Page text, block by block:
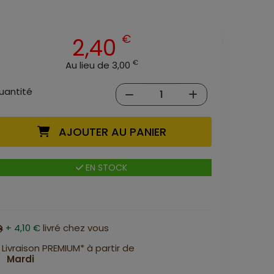
2,40 €
Au lieu de 3,00 €
AJOUTER AU PANIER
EN STOCK
+ 4,10 €livré chez vous
Livraison PREMIUM* à partir de
Mardi